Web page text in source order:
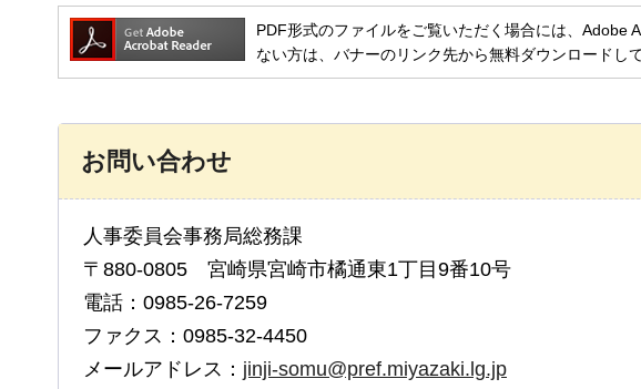
PDF形式のファイルをご覧いただく場合には、
ない方は、バナーのリンク先から無料ダウンロードし
お問い合わせ
人事委員会事務局総務課
〒880-0805 宮崎県宮崎市橘通東1丁目9番10号
電話：0985-26-7259
ファクス：0985-32-4450
メールアドレス： jinji-somu@pref.miyazaki.lg.jp